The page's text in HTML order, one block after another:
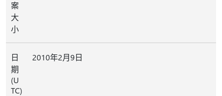
案
大
小
日
期
(U
TC)
2010年2月9日